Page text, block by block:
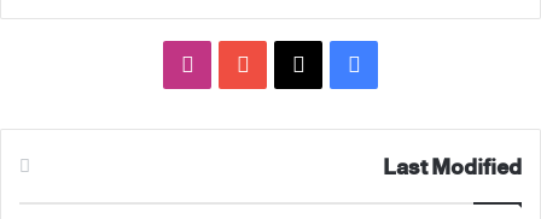
فيسبوك ‫YouTube
Last Modified